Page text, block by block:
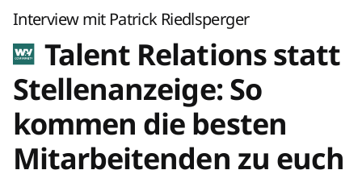
Interview mit Patrick Riedlsperger
Talent Relations statt
Stellenanzeige: So
kommen die besten
Mitarbeitenden zu euch